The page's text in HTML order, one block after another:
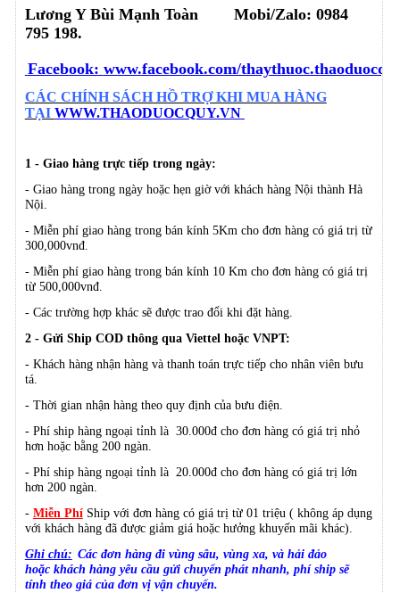
Lương Y Bùi Mạnh Toàn Mobi/Zalo: 0984
795 198.
Facebook: www.facebook.com/
CÁC CHÍNH SÁCH HỒ TRỢ KHI MUA HÀNG
TẠI WWW.THAODUOCQUY.VN
1 - Giao hàng trực tiếp trong ngày:
- Giao hàng trong ngày hoặc hẹn giờ với khách hàng Nội thành Hà
Nội.
- Miễn phí giao hàng trong bán kính 5Km cho đơn hàng có giá trị từ
300,000vnđ.
- Miễn phí giao hàng trong bán kính 10 Km cho đơn hàng có giá trị
từ 500,000vnđ.
- Các trường hợp khác sẽ được trao đổi khi đặt hàng.
2 - Gửi Ship COD thông qua Viettel hoặc VNPT:
- Khách hàng nhận hàng và thanh toán trực tiếp cho nhân viên bưu
tá.
- Thời gian nhận hàng theo quy định của bưu điện.
- Phí ship hàng ngoại tỉnh là 30.000đ cho đơn hàng có giá trị nhỏ
hơn hoặc bằng 200 ngàn.
- Phí ship hàng ngoại tỉnh là 20.000đ cho đơn hàng có giá trị lớn
hơn 200 ngàn.
- Miễn PhíShip với đơn hàng có giá trị từ 01 triệu ( không áp dụng
với khách hàng đã được giảm giá hoặc hưởng khuyến mãi khác).
Ghi chú: Các đơn hàng đi vùng sâu, vùng xa, và hải đảo
hoặc khách hàng yêu cầu gửi chuyển phát nhanh, phí ship sẽ
tính theo giá của đơn vị vận chuyển.